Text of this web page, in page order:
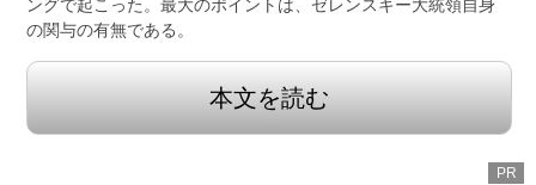
ングで起こった。最大のポイントは、ゼレンスキー大統領自身
の関与の有無である。
本文を読む
PR